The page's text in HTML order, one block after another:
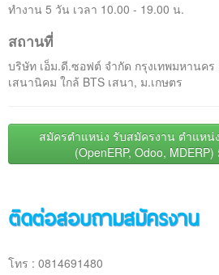
ทำงาน 5 วัน เวลา 10.00 - 19.00 น.
สถานที่
บริษัท เอ็ม.ดี.ซอฟต์ จำกัด กรุงเทพมหานคร
เสนานิคม ใกล้ BTS เสนา, ม.เกษตร
สมัครตำแหน่ง รับสมัครงาน ตำแห
(OpenERP, Odoo,
ติดต่อสอบถามสมัครงาน
โทร : 0814691480